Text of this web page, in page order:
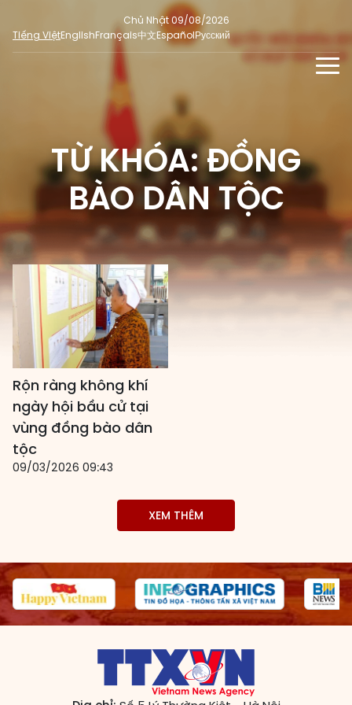
Chủ Nhật 09/08/2026
Tiếng ViệtEnglishFrançais中文EspañolРусский
TIN TỨC - SỰ KIỆN
Phỏng vấn - Nhận định
Ý kiến cử tri
Người đại biểu nhân dân
Tin nổi bật
Dư luận quốc tế
Hỏi đáp bầu cử
Bầu cử địa phương
ĐA PHƯƠNG TIỆN
Ảnh
E-magazine
Infographic
DÀNH CHO BÁO CHÍ
MẠNG XÃ HỘI
SỐ LIỆU BẦU CỬ
Cử tri tham gia bầu cử
Tổng số đại biểu quốc hội
Nữ đại biểu Quốc hội
Các đơn vị bầu cử
HĐND cấp xã
HĐND cấp tỉnh, thành phố
TỪ KHÓA: ĐỒNG
BÀO DÂN TỘC
Rộn ràng không khí
ngày hội bầu cử tại
vùng đồng bào dân
tộc
09/03/2026 09:43
XEM THÊM